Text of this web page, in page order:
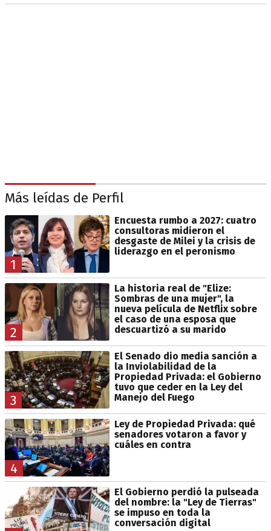
Más leídas de Perfil
1
Encuesta rumbo a 2027: cuatro
consultoras midieron el
desgaste de Milei y la crisis de
liderazgo en el peronismo
2
La historia real de "Elize:
Sombras de una mujer", la
nueva película de Netflix sobre
el caso de una esposa que
descuartizó a su marido
3
El Senado dio media sanción a
la Inviolabilidad de la
Propiedad Privada: el Gobierno
tuvo que ceder en la Ley del
Manejo del Fuego
4
Ley de Propiedad Privada: qué
senadores votaron a favor y
cuáles en contra
El Gobierno perdió la pulseada
del nombre: la "Ley de Tierras"
se impuso en toda la
conversación digital